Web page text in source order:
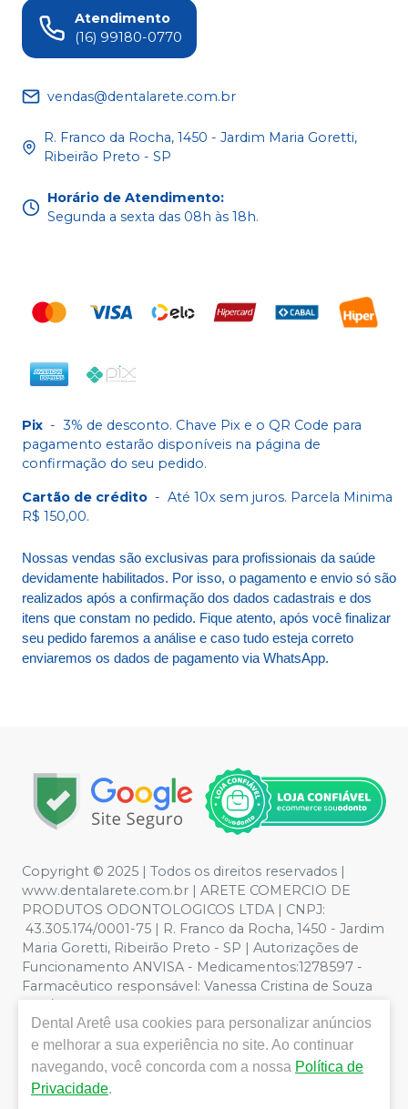
Atendimento
(16) 99180-0770
vendas@dentalarete.com.br
R. Franco da Rocha, 1450 - Jardim Maria Goretti,
Ribeirão Preto - SP
Horário de Atendimento:
Segunda a sexta das 08h às 18h.
Pix - 3% de desconto. Chave Pix e o QR Code para
pagamento estarão disponíveis na página de
confirmação do seu pedido.
Cartão de crédito - Até 10x sem juros. Parcela Minima
R$ 150,00.
Nossas vendas são exclusivas para profissionais da saúde
devidamente habilitados. Por isso, o pagamento e envio só são
realizados após a confirmação dos dados cadastrais e dos
itens que constam no pedido. Fique atento, após você finalizar
seu pedido faremos a análise e caso tudo esteja correto
enviaremos os dados de pagamento via WhatsApp.
Copyright © 2025 | Todos os direitos reservados |
www.dentalarete.com.br | ARETE COMERCIO DE
PRODUTOS ODONTOLOGICOS LTDA | CNPJ:
43.305.174/0001-75 | R. Franco da Rocha, 1450 - Jardim
Maria Goretti, Ribeirão Preto - SP | Autorizações de
Funcionamento ANVISA - Medicamentos:1278597 -
Farmacêutico responsável: Vanessa Cristina de Souza
CRF/SP nº 52627 | Política de Privacidade e Segurança -
Fotos meramente ilustrativas - Os preços e condições
da loja virtual estão sujeitos a alterações. Em caso de
divergência de preços no site, o valor válido é o do
Carrinho de Compra. Não vendemos por atacado, por
isso nos reservamos o direito de não atender compras
Dental Aretê usa cookies para personalizar anúncios
e melhorar a sua experiência no site. Ao continuar
navegando, você concorda com a nossa Política de
Privacidade.